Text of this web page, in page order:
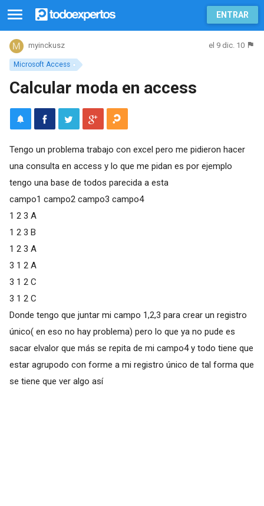
ENTRAR
Microsoft Access
myinckusz el 9 dic. 10
Calcular moda en access
Tengo un problema trabajo con excel pero me pidieron hacer
una consulta en access y lo que me pidan es por ejemplo
tengo una base de todos parecida a esta
campo1 campo2 campo3 campo4
1 2 3 A
1 2 3 B
1 2 3 A
3 1 2 A
3 1 2 C
3 1 2 C
Donde tengo que juntar mi campo 1,2,3 para crear un registro
único( en eso no hay problema) pero lo que ya no pude es
sacar elvalor que más se repita de mi campo4 y todo tiene que
estar agrupodo con forme a mi registro único de tal forma que
se tiene que ver algo así